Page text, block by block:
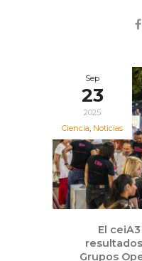
Sep
23
2025
Ciencia, Noticias
El
Grupos